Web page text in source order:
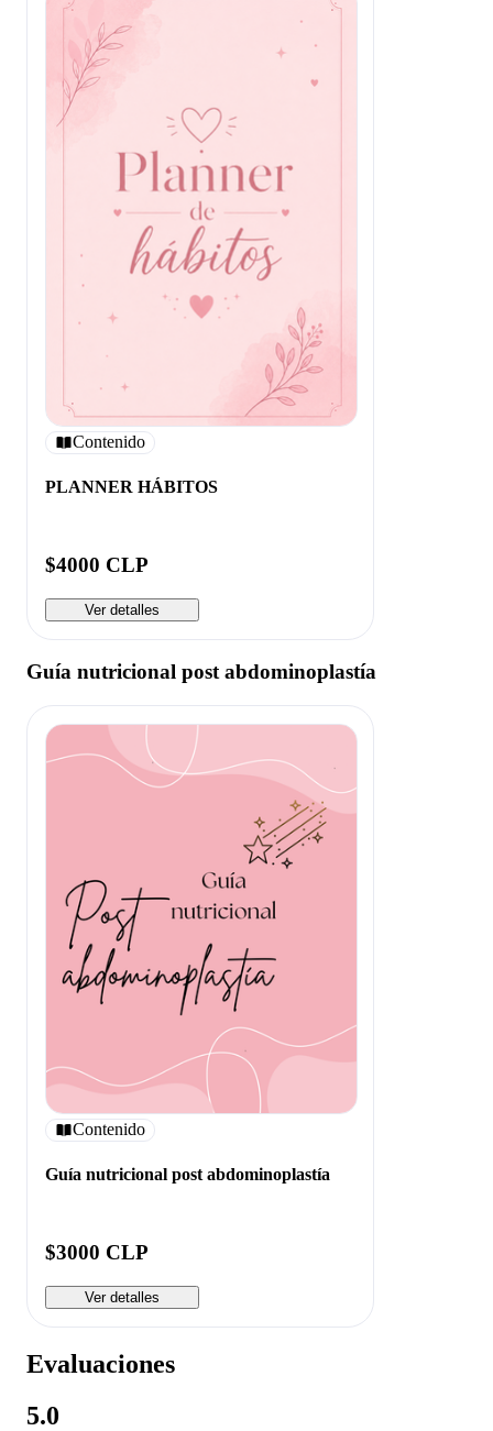
Contenido
PLANNER HÁBITOS
$4000 CLP
Ver detalles
Guía nutricional post abdominoplastía
Contenido
Guía nutricional post abdominoplastía
$3000 CLP
Ver detalles
Evaluaciones
5.0